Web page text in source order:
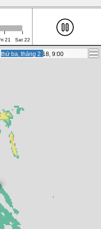
21 Sat 22
thứ tư, tháng 2 19, 3:00
thứ tư, tháng 2 19, 3:00